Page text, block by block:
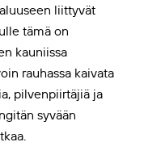
liittyvät
tämä on
kauniissa
rauhassa kaivata
pilvenpiirtäjiä ja
syvään